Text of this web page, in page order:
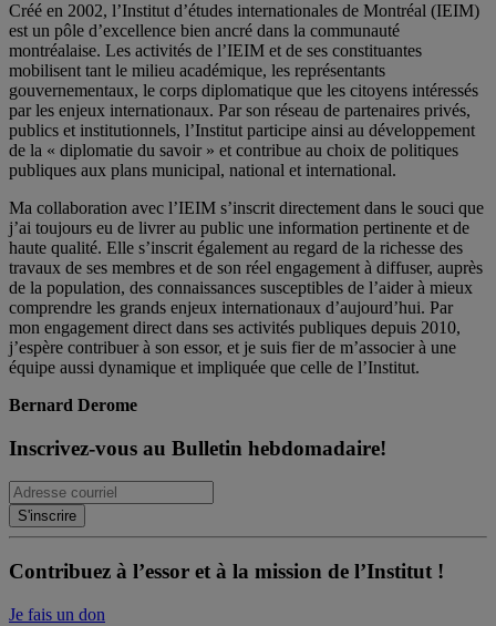
Créé en 2002, l’Institut d’études internationales de Montréal (IEIM)
est un pôle d’excellence bien ancré dans la communauté
montréalaise. Les activités de l’IEIM et de ses constituantes
mobilisent tant le milieu académique, les représentants
gouvernementaux, le corps diplomatique que les citoyens intéressés
par les enjeux internationaux. Par son réseau de partenaires privés,
publics et institutionnels, l’Institut participe ainsi au développement
de la « diplomatie du savoir » et contribue au choix de politiques
publiques aux plans municipal, national et international.
Ma collaboration avec l’IEIM s’inscrit directement dans le souci que
j’ai toujours eu de livrer au public une information pertinente et de
haute qualité. Elle s’inscrit également au regard de la richesse des
travaux de ses membres et de son réel engagement à diffuser, auprès
de la population, des connaissances susceptibles de l’aider à mieux
comprendre les grands enjeux internationaux d’aujourd’hui. Par
mon engagement direct dans ses activités publiques depuis 2010,
j’espère contribuer à son essor, et je suis fier de m’associer à une
équipe aussi dynamique et impliquée que celle de l’Institut.
Bernard Derome
Inscrivez-vous au Bulletin hebdomadaire!
Contribuez à l’essor et à la mission de l’Institut !
Je fais un don